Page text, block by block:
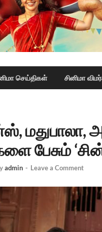
செய்திகள் சினிமா
மதுபாலா,
பேசும்
admin - Leave a Comment